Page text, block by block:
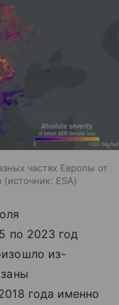
частях Европы от
источник: ESA
по 2023 год
из-
года именно